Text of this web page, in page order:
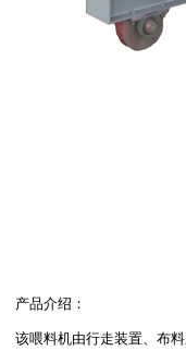
产品介绍：
该喂料机由行走装置、布